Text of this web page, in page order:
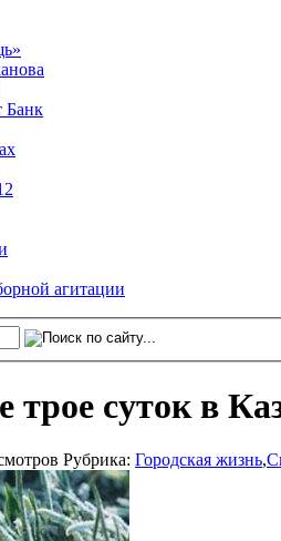
Банк
агитации
суток в
Рубрика: Городская жизнь,